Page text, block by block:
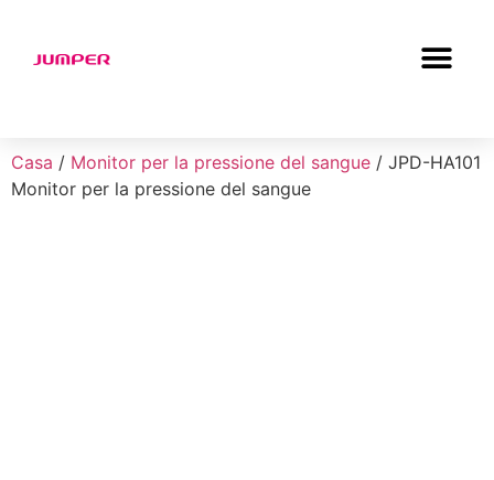
Casa / Monitor per la pressione del sangue / JPD-HA101
Monitor per la pressione del sangue